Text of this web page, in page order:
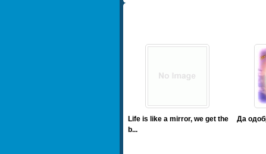
Life is like a mirror, we get the
b...
Да